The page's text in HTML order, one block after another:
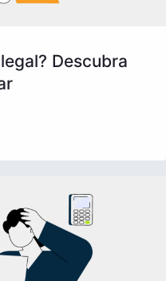
Descubra